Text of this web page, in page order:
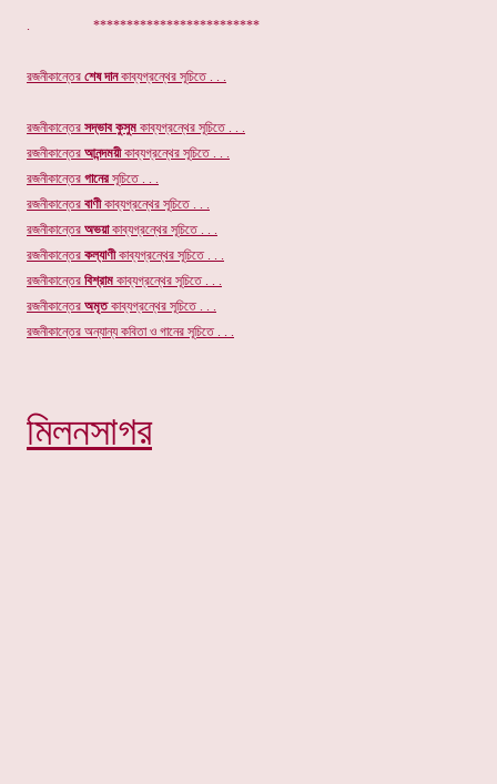
. *************************
রজনীকান্তের শেষ দানকাব্যগ্রন্থের সূচিতে . . .
রজনীকান্তের সদ্ভাব কুসুম কাব্যগ্রন্থের সূচিতে . . .
রজনীকান্তের আনন্দময়ীকাব্যগ্রন্থের সূচিতে . . .
রজনীকান্তের গানেরসূচিতে . . .
রজনীকান্তের বাণীকাব্যগ্রন্থের সূচিতে . . .
রজনীকান্তের অভয়াকাব্যগ্রন্থের সূচিতে . . .
রজনীকান্তের কল্যাণীকাব্যগ্রন্থের সূচিতে . . .
রজনীকান্তের বিশ্রাম কাব্যগ্রন্থের সূচিতে . . .
রজনীকান্তের অমৃতকাব্যগ্রন্থের সূচিতে . . .
রজনীকান্তের অন্যান্য কবিতা ও গানের সূচিতে . . .
মিলনসাগর